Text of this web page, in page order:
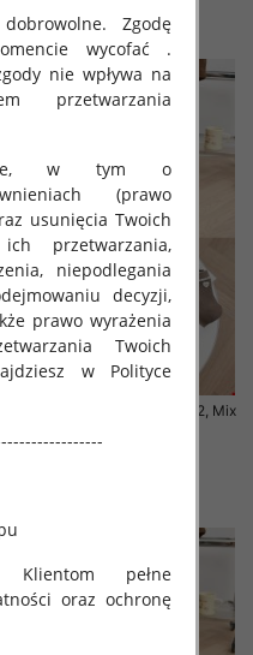
szczegóły
Skarpety damskie Roz 35-42, Mix
Zgodę
wycofać .
nie wpływa na
przetwarzania
w tym o
(prawo
usunięcia Twoich
przetwarzania,
niepodlegania
decyzji,
prawo wyrażenia
Twoich
w Polityce
Klientom pełne
oraz ochronę